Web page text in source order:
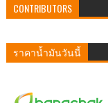
CONTRIBUTORS
ราคาน้ำมันวันนี้